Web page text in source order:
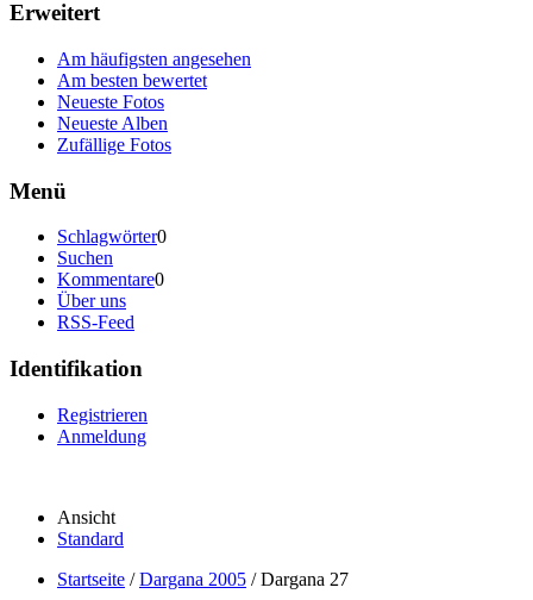
Erweitert
Am häufigsten angesehen
Am besten bewertet
Neueste Fotos
Neueste Alben
Zufällige Fotos
Menü
Schlagwörter0
Suchen
Kommentare0
Über uns
RSS-Feed
Identifikation
Registrieren
Anmeldung
Ansicht
Standard
Startseite /Dargana 2005 /Dargana 27